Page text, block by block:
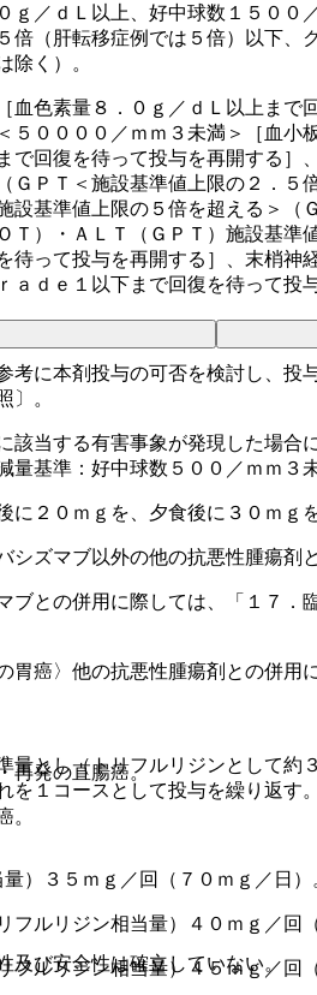
／ｄＬ以上、好中球数１５００
（肝転移症例では５倍）以下
除く）。
色素量８．０ｇ／ｄＬ以上まで
００００／ｍｍ３未満＞［血
回復を待って投与を再開する
ＰＴ＜施設基準値上限の２．
基準値上限の５倍を超える＞
）・ＡＬＴ（ＧＰＴ）施設基
って投与を再開する］、末梢
ｄｅ１以下まで回復を待って投
に本剤投与の可否を検討し、投
〕。
当する有害事象が発現した場
基準：好中球数５００／ｍｍ３
２０ｍｇを、夕食後に３０ｍｇを
ズマブ以外の他の抗悪性腫瘍剤
との併用に際しては、「１７．
癌〉他の抗悪性腫瘍剤との併用
再発の直腸癌。
。
及び安全性は確立していない。
とし（トリフルリジンとして
１コースとして投与を繰り返す。
）３５ｍｇ／回（７０ｍｇ／日）
ルリジン相当量）４０ｍｇ／回
ルリジン相当量）４５ｍｇ／回